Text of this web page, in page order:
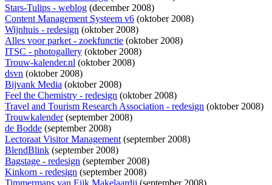
Stars-Tulips - weblog (december 2008)
Content Management Systeem v6 (oktober 2008)
Wijnhuis - redesign (oktober 2008)
Alles voor parket - zoekfunctie (oktober 2008)
ITSC - photogallery (oktober 2008)
Trouw-kalender.nl (oktober 2008)
dsvn (oktober 2008)
Bijvank Media (oktober 2008)
Feel the Chemistry - redesign (oktober 2008)
Travel and Tourism Research Association - redesign (oktober 2008)
Trouwkalender(september 2008)
de Bodde (september 2008)
Lectoraat Visitor Management(september 2008)
BlendBlink (september 2008)
Bagstage - redesign (september 2008)
Kinkorn - redesign (september 2008)